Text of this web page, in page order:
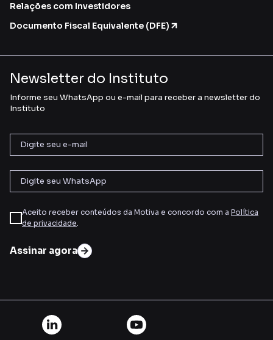
Relações com Investidores
Documento Fiscal Equivalente (DFE)
Newsletter do Instituto
Informe seu WhatsApp ou e-mail para receber a newsletter do
Instituto
Aceito receber conteúdos da Motiva e concordo com a Política
de privacidade.
Assinar agora